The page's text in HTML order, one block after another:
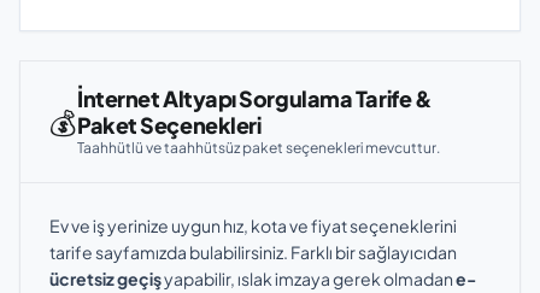
💰
İnternet Altyapı Sorgulama Tarife &
Paket Seçenekleri
Taahhütlü ve taahhütsüz paket seçenekleri mevcuttur.
Ev ve iş yerinize uygun hız, kota ve fiyat seçeneklerini
tarife sayfamızda bulabilirsiniz. Farklı bir sağlayıcıdan
ücretsiz geçişyapabilir, ıslak imzaya gerek olmadane-